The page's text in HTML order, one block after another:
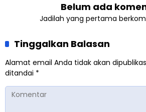
Belum ada
Jadilah yang pertama
Tinggalkan Balasan
Alamat email Anda tidak akan
ditandai *